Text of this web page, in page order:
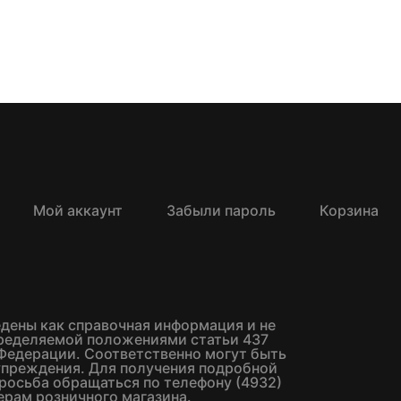
Мой аккаунт Забыли пароль Корзина
как справочная информация и не
положениями статьи 437
Соответственно могут быть
Для получения подробной
обращаться по телефону (4932)
розничного магазина.